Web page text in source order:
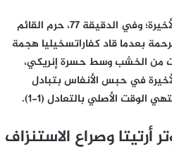
اشتعلت المباراة في دقائقها الأخيرة؛ وفي الدقيقة 77، حرم القائم
بعدما قاد كفاراتسخيليا هجمة
من الخشب وسط حسرة إنريكي،
في حبس الأنفاس بتبادل
الأصلي بالتعادل (1-1).
أرتيتا وصراع الاستنزاف